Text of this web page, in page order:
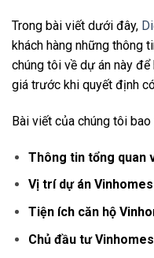
Trong bài viết dưới đây,
khách hàng những thông
chúng tôi về dự án này
giá trước khi quyết định
Bài viết của chúng tôi
Thông tin tổng quan
Vị trí dự án
Tiện ích căn hộ
Chủ đầu tư